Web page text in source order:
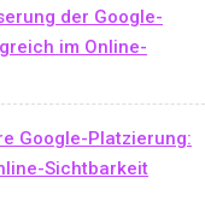
der Google-
im Online-
Google-Platzierung:
Sichtbarkeit